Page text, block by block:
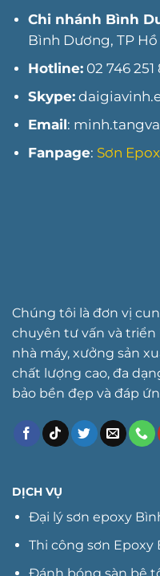
Chúng tôi là đơn vị
chuyên tư vấn và triển
nhà máy, xưởng sản
chất lượng cao, đa
bảo bền đẹp và đáp
Chi nhánh Bình
Bình Dương, TP
Hotline:02 746
Skype:
Email:
Fanpage: Sơn
DỊCH VỤ
Đại lý sơn epoxy
Thi công sơn Epoxy
Đánh bóng sàn bê